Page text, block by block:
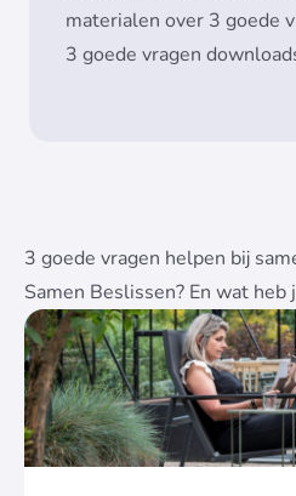
materialen over 3 goede
3 goede vragen
3 goede vragen helpen bij
Samen Beslissen? En wat heb